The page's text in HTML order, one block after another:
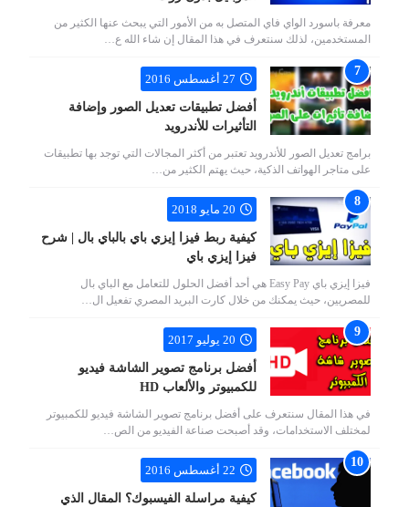
معرفة باسورد الواي فاي المتصل به من الأمور التي يبحث عنها الكثير من
المستخدمين، لذلك سنتعرف في هذا المقال إن شاء الله ع…
27 أغسطس 2016
أفضل تطبيقات تعديل الصور وإضافة
التأثيرات للأندرويد
برامج تعديل الصور للأندرويد تعتبر من أكثر المجالات التي توجد بها تطبيقات
على متاجر الهواتف الذكية، حيث يهتم الكثير من…
20 مايو 2018
كيفية ربط فيزا إيزي باي بالباي بال | شرح
فيزا إيزي باي
فيزا إيزي باي Easy Pay هي أحد أفضل الحلول للتعامل مع الباي بال
للمصريين، حيث يمكنك من خلال كارت البريد المصري تفعيل ال…
20 يوليو 2017
أفضل برنامج تصوير الشاشة فيديو
للكمبيوتر والألعاب HD
في هذا المقال سنتعرف على أفضل برنامج تصوير الشاشة فيديو للكمبيوتر
لمختلف الاستخدامات، وقد أصبحت صناعة الفيديو من الص…
22 أغسطس 2016
كيفية مراسلة الفيسبوك؟ المقال الذي